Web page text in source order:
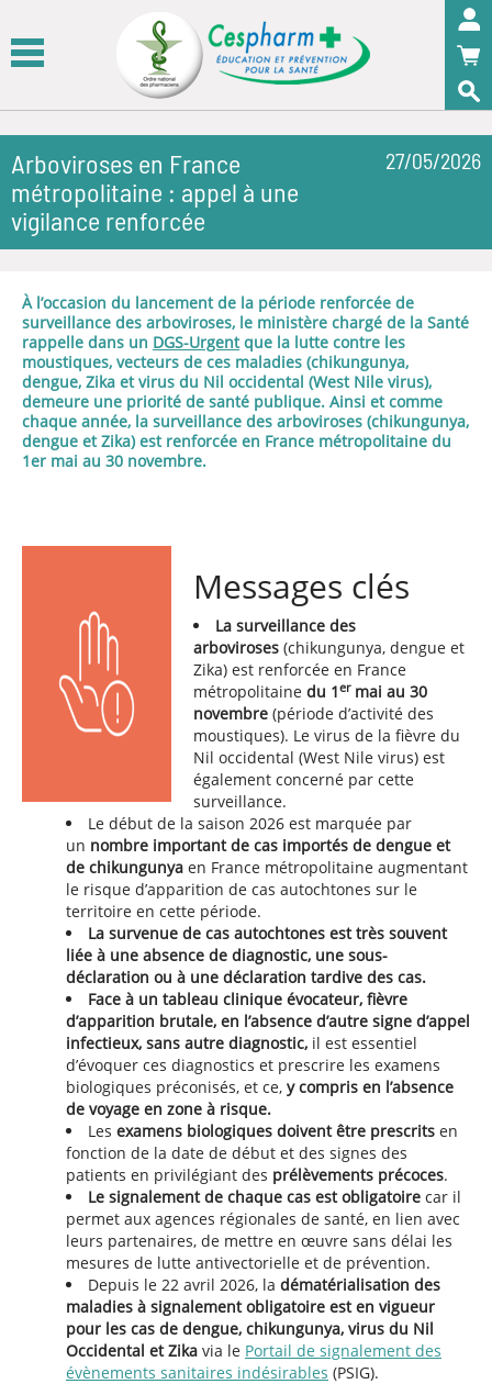
Arboviroses en France
métropolitaine : appel à une
vigilance renforcée
27/05/2026
À l’occasion du lancement de la période renforcée de
surveillance des arboviroses, le ministère chargé de la Santé
rappelle dans un DGS-Urgentque la lutte contre les
moustiques, vecteurs de ces maladies (chikungunya,
dengue, Zika et virus du Nil occidental (West Nile virus),
demeure une priorité de santé publique. Ainsi et comme
chaque année, la surveillance des arboviroses (chikungunya,
dengue et Zika) est renforcée en France métropolitaine du
1er mai au 30 novembre.
Messages clés
La surveillance des
arboviroses(chikungunya, dengue et
Zika) est renforcée en France
métropolitaine du 1ermai au 30
novembre(période d’activité des
moustiques). Le virus de la fièvre du
Nil occidental (West Nile virus) est
également concerné par cette
surveillance.
Le début de la saison 2026 est marquée par
un nombre important de cas importés de dengue et
de chikungunya en France métropolitaine augmentant
le risque d’apparition de cas autochtones sur le
territoire en cette période.
La survenue de cas autochtones est très souvent
liée à une absence de diagnostic, une sous-
déclaration ou à une déclaration tardive des cas.
Face à un tableau clinique évocateur, fièvre
d’apparition brutale, en l’absence d’autre signe d’appel
infectieux, sans autre diagnostic, il est essentiel
d’évoquer ces diagnostics et prescrire les examens
biologiques préconisés, et ce, y compris en l’absence
de voyage en zone à risque.
Les examens biologiques doivent être prescrits en
fonction de la date de début et des signes des
patients en privilégiant des prélèvements précoces.
Le signalement de chaque cas est obligatoire car il
permet aux agences régionales de santé, en lien avec
leurs partenaires, de mettre en œuvre sans délai les
mesures de lutte antivectorielle et de prévention.
Depuis le 22 avril 2026, la dématérialisation des
maladies à signalement obligatoire est en vigueur
pour les cas de dengue, chikungunya, virus du Nil
Occidental et Zika via le Portail de signalement des
évènements sanitaires indésirables (PSIG).